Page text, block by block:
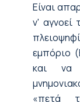
Είναι
ν' αγνοεί
εμπόριο
και να
«πετά